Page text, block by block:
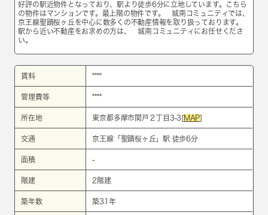
好評の駅近物件となっており、駅より徒歩6分に立地しています。こちら
の物件はマンションです。最上階の物件です。 城南コミュニティでは、
京王線聖蹟桜ヶ丘を中心に数多くの不動産情報を取り扱っております。
駅から近い不動産をお求めの方は、 城南コミュニティにお任せくださ
い。
賃料 ****
管理費等 ****
所在地 東京都多摩市関戸２丁目3-3[MAP]
交通 京王線 「 聖蹟桜ヶ丘 」駅 徒歩6分
面積 -
階建 2階建
築年数 築31年